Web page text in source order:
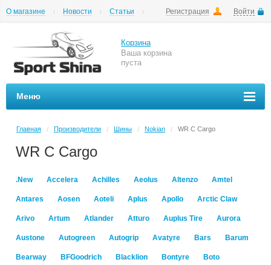
Регистрация Войти
О магазине Новости
Статьи
Корзина
Ваша корзина
пуста
Меню
Главная / Производители / Шины / Nokian / WR C Cargo
WR C Cargo
.New Accelera Achilles Aeolus Altenzo Amtel
Antares Aosen Aoteli Aplus Apollo Arctic Claw
Arivo Artum Atlander Atturo Auplus Tire Aurora
Austone Autogreen Autogrip Avatyre Bars Barum
Bearway BFGoodrich Blacklion Bontyre Boto